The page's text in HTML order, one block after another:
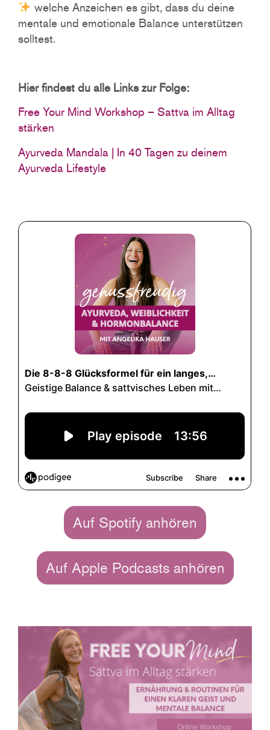
welche Anzeichen es gibt, dass du deine
mentale und emotionale Balance unterstützen
solltest.
Hier findest du alle Links zur Folge:
Free Your Mind Workshop – Sattva im Alltag
stärken
Ayurveda Mandala | In 40 Tagen zu deinem
Ayurveda Lifestyle
Auf Spotify anhören
Auf Apple Podcasts anhören